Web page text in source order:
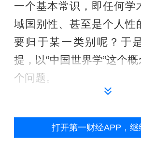
一个基本常识，即任何学
域国别性、甚至是个人性
要归于某一类别呢？于
提，以“中国世界学”这个
个问题。
主体性？打开第一财经APP，继